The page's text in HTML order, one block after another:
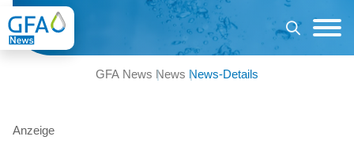
GFA News News News-Details
Anzeige